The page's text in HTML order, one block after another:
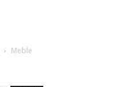
Meble